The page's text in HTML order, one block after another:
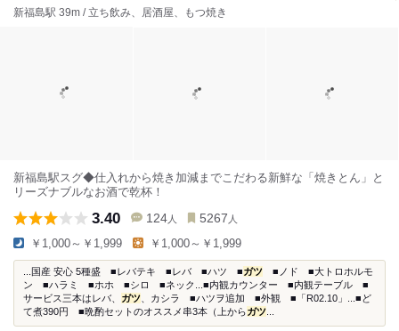
新福島駅 39m / 立ち飲み、居酒屋、もつ焼き
新福島駅スグ◆仕入れから焼き加減までこだわる新鮮な「焼きとん」と
リーズナブルなお酒で乾杯！
3.40 124 人 5267 人
￥1,000～￥1,999 ￥1,000～￥1,999
...国産 安心 5種盛 ■レバテキ ■レバ ■ハツ ■ガツ ■ノド ■大トロホルモ
ン ■ハラミ ■ホホ ■シロ ■ネック...■内観カウンター ■内観テーブル ■
サービス三本はレバ、 ガツ 、カシラ ■ハツヲ追加 ■外観 ■「R02.10」...■ど
て煮390円 ■晩酌セットのオススメ串3本（上からガツ